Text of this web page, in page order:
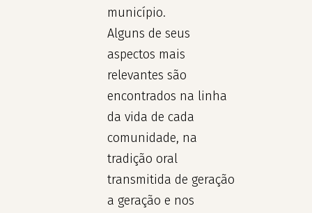
município.
Alguns de seus
aspectos mais
relevantes são
encontrados na linha
da vida de cada
comunidade, na
tradição oral
transmitida de geração
a geração e nos